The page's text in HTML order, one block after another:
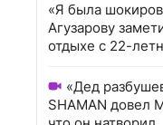
«Я была
Агузарову
отдыхе с 22-
«Дед
SHAMAN довел